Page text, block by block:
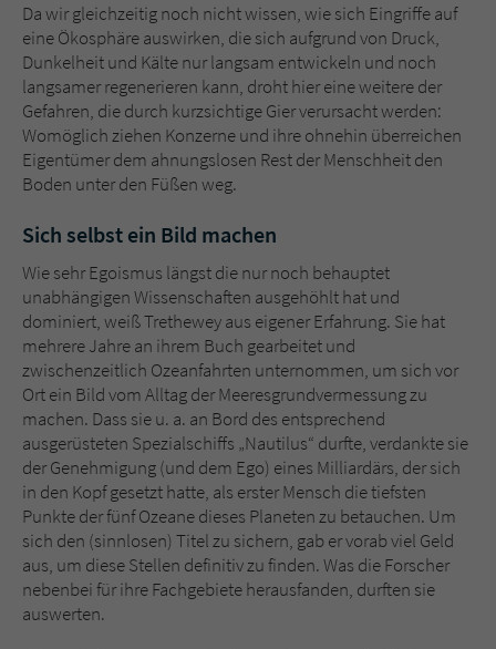
Da wir gleichzeitig noch nicht wissen, wie sich Eingriffe auf
eine Ökosphäre auswirken, die sich aufgrund von Druck,
Dunkelheit und Kälte nur langsam entwickeln und noch
langsamer regenerieren kann, droht hier eine weitere der
Gefahren, die durch kurzsichtige Gier verursacht werden:
Womöglich ziehen Konzerne und ihre ohnehin überreichen
Eigentümer dem ahnungslosen Rest der Menschheit den
Boden unter den Füßen weg.
Sich selbst ein Bild machen
Wie sehr Egoismus längst die nur noch behauptet
unabhängigen Wissenschaften ausgehöhlt hat und
dominiert, weiß Trethewey aus eigener Erfahrung. Sie hat
mehrere Jahre an ihrem Buch gearbeitet und
zwischenzeitlich Ozeanfahrten unternommen, um sich vor
Ort ein Bild vom Alltag der Meeresgrundvermessung zu
machen. Dass sie u. a. an Bord des entsprechend
ausgerüsteten Spezialschiffs „Nautilus“ durfte, verdankte sie
der Genehmigung (und dem Ego) eines Milliardärs, der sich
in den Kopf gesetzt hatte, als erster Mensch die tiefsten
Punkte der fünf Ozeane dieses Planeten zu betauchen. Um
sich den (sinnlosen) Titel zu sichern, gab er vorab viel Geld
aus, um diese Stellen definitiv zu finden. Was die Forscher
nebenbei für ihre Fachgebiete herausfanden, durften sie
auswerten.